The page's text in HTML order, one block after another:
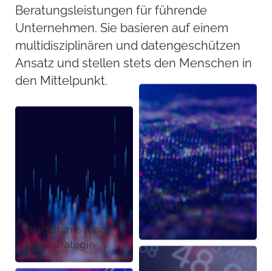
Beratungsleistungen für führende
Unternehmen. Sie basieren auf einem
multidisziplinären und datengeschützen
Ansatz und stellen stets den Menschen in
den Mittelpunkt.
Wachstums- und
Marktstrategie
Daten- und KI-
Grundlagen und
Automatisierung